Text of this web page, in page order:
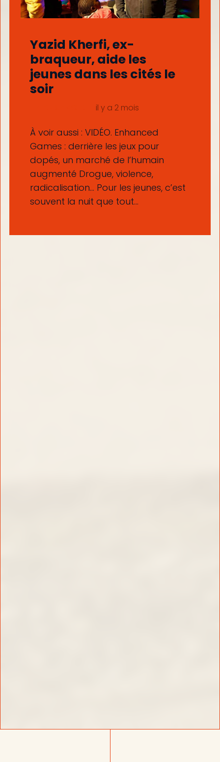
Yazid Kherfi, ex-
braqueur, aide les
jeunes dans les cités le
soir
il y a 2 mois
À voir aussi : VIDÉO. Enhanced
Games : derrière les jeux pour
dopés, un marché de l’humain
augmenté Drogue, violence,
radicalisation… Pour les jeunes, c’est
souvent la nuit que tout…